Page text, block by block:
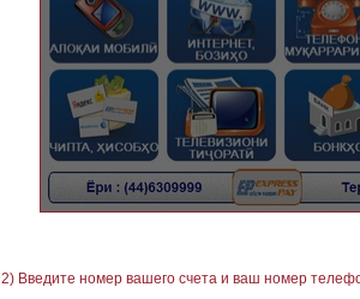
2) Введите номер вашего счета и ваш номер